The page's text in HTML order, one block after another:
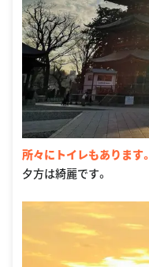
所々にトイレもあります。
夕方は綺麗です。